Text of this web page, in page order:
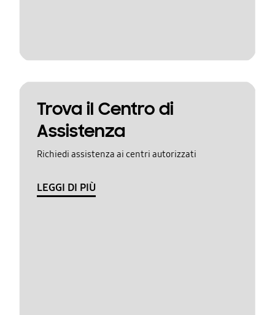
Trova il Centro di
Assistenza
Richiedi assistenza ai centri autorizzati
LEGGI DI PIÙ